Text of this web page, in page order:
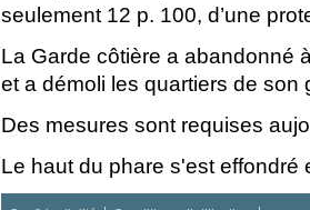
seulement 12 p. 100, d’une
La Garde côtière a abandonné
et a démoli les quartiers de son
Des mesures sont requises
Le haut du phare s'est effondré